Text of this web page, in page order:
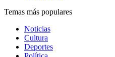
Temas más populares
Noticias
Cultura
Deportes